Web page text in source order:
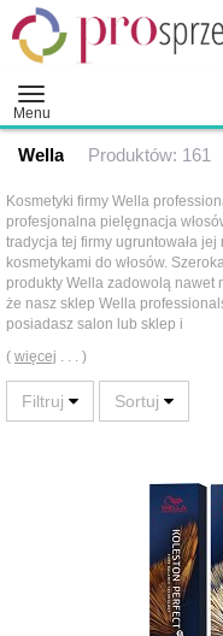
Menu
Wella Produktów: 161
Kosmetyki firmy Wella
profesjonalna pielęgnacja
tradycja tej firmy ugruntowała
kosmetykami do włosów.
produkty Wella zadowolą nawet
że nasz sklep Wella
posiadasz salon lub sklep i
( więcej . . . )